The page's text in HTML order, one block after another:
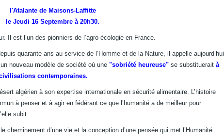
l'Atalante de Maisons-Laffitte
le Jeudi 16 Septembre à 20h30.
Il est l’un des pionniers de l’agro-écologie en France.
quarante ans au service de l’Homme et de la Nature, il appelle aujourd’hui
nouveau modèle de société où une "sobriété heureuse" se substituerait à
contemporaines.
algérien à son expertise internationale en sécurité alimentaire. L’histoire
à penser et à agir en fédérant ce que l’humanité a de meilleur pour
subit.
cheminement d’une vie et la conception d’une pensée qui met l’Humanité